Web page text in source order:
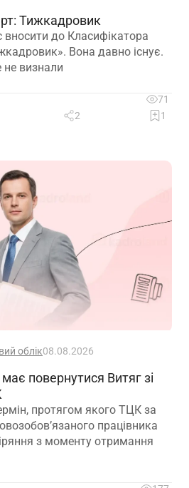
Тижкадровик
вносити до Класифікатора
Вона давно існує.
не визнали
71
2 1
облік08.08.2026
повернутися Витяг зі
протягом якого ТЦК за
працівника
з моменту отримання